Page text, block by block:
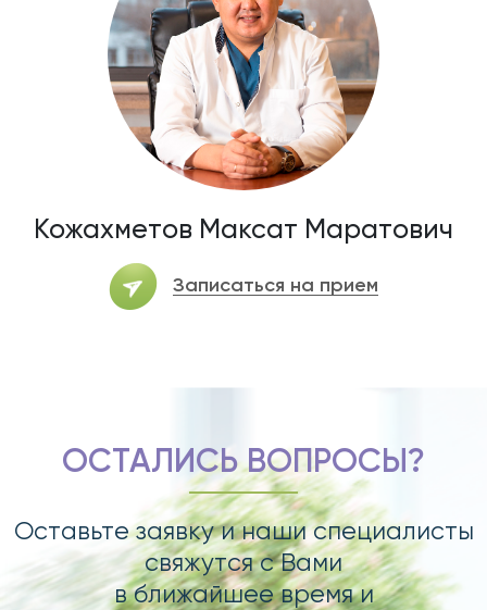
Кожахметов Максат Маратович
Записаться на прием
ОСТАЛИСЬ ВОПРОСЫ?
Оставьте заявку и наши специалисты
свяжутся с Вами
в ближайшее время и